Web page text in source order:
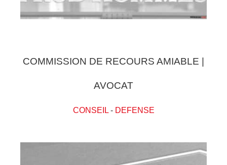
COMMISSION DE RECOURS AMIABLE |
AVOCAT
CONSEIL- DEFENSE